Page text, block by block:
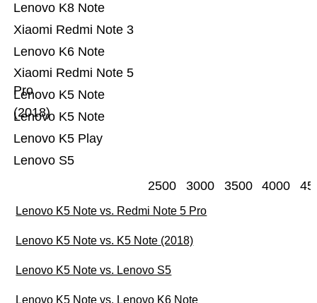
Lenovo S5
Lenovo K5 Play
Lenovo K5 Note
Lenovo K5 Note
(2018)
Xiaomi Redmi Note 5
Pro
Lenovo K6 Note
Xiaomi Redmi Note 3
Lenovo K8 Note
2500 3000 3500 4000
Lenovo K5 Note vs. Redmi Note 5 Pro
Lenovo K5 Note vs. K5 Note (2018)
Lenovo K5 Note vs. Lenovo S5
Lenovo K5 Note vs. Lenovo K6 Note